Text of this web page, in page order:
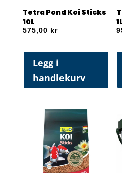
Tetra Pond Koi Sticks
10L
575,00 kr
Legg i
handlekurv